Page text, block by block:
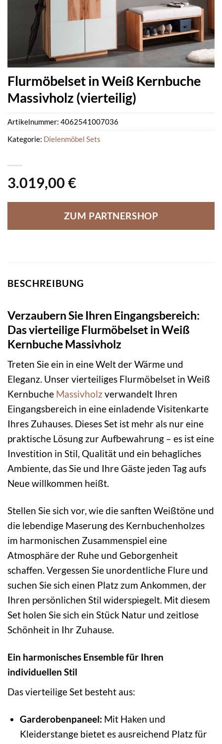
Flurmöbelset in Weiß Kernbuche
Massivholz (vierteilig)
3.019,00 €
ZUM PARTNERSHOP
Artikelnummer: 4062541007036
Kategorie: Dielenmöbel Sets
BESCHREIBUNG
Verzaubern Sie Ihren Eingangsbereich:
Das vierteilige Flurmöbelset in Weiß
Kernbuche Massivholz
Treten Sie ein in eine Welt der Wärme und
Eleganz. Unser vierteiliges Flurmöbelset in Weiß
Kernbuche Massivholz verwandelt Ihren
Eingangsbereich in eine einladende Visitenkarte
Ihres Zuhauses. Dieses Set ist mehr als nur eine
praktische Lösung zur Aufbewahrung – es ist eine
Investition in Stil, Qualität und ein behagliches
Ambiente, das Sie und Ihre Gäste jeden Tag aufs
Neue willkommen heißt.
Stellen Sie sich vor, wie die sanften Weißtöne und
die lebendige Maserung des Kernbuchenholzes
im harmonischen Zusammenspiel eine
Atmosphäre der Ruhe und Geborgenheit
schaffen. Vergessen Sie unordentliche Flure und
suchen Sie sich einen Platz zum Ankommen, der
Ihren persönlichen Stil widerspiegelt. Mit diesem
Set holen Sie sich ein Stück Natur und zeitlose
Schönheit in Ihr Zuhause.
Ein harmonisches Ensemble für Ihren
individuellen Stil
Das vierteilige Set besteht aus:
Garderobenpaneel: Mit Haken und
Kleiderstange bietet es ausreichend Platz für